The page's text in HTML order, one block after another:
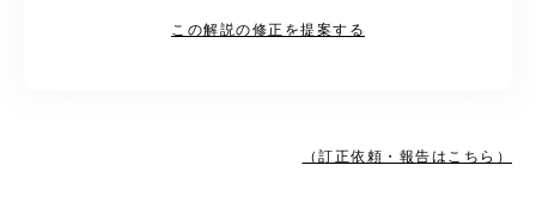
この解説の修正を提案する
（訂正依頼・報告はこちら）